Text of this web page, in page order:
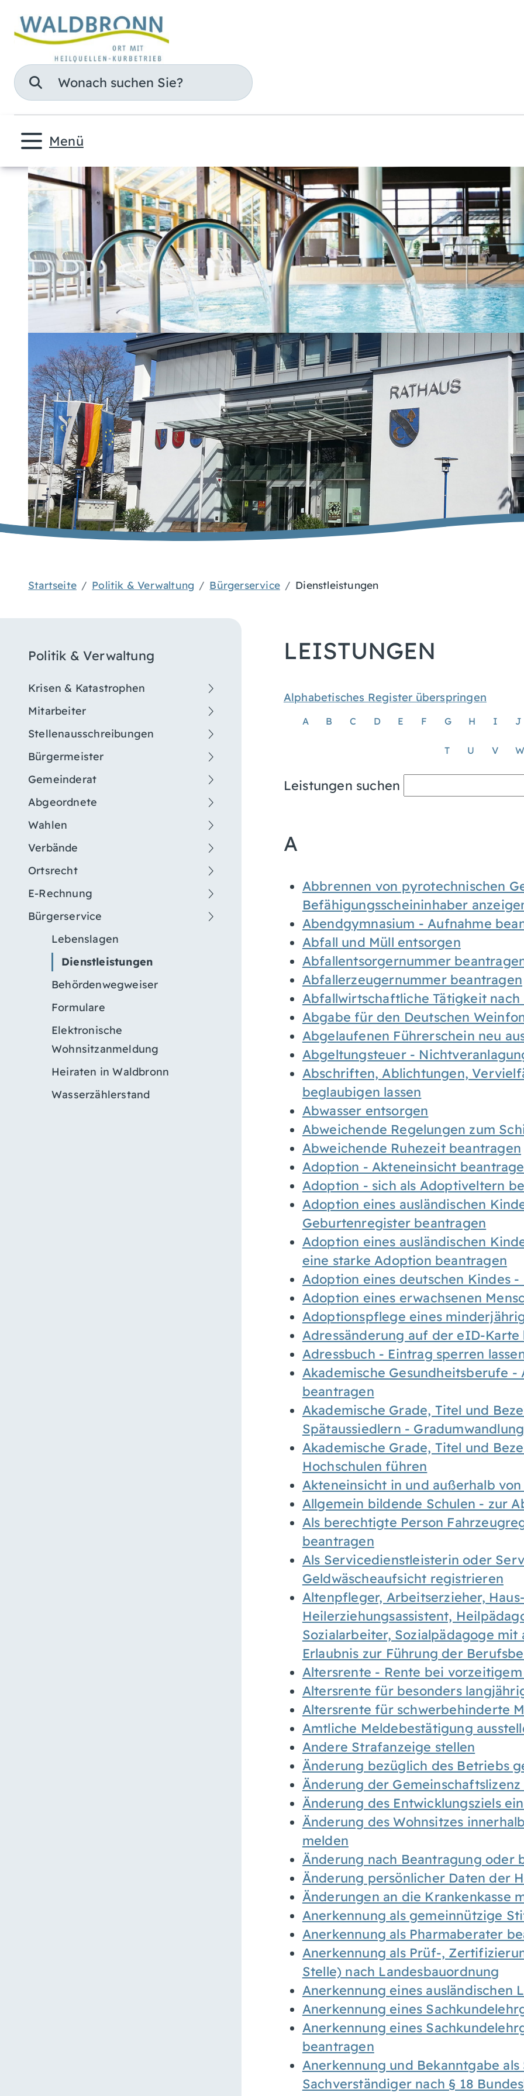
Suche
Menü
Startseite Politik & Verwaltung Bürgerservice Dienstleistungen
Politik & Verwaltung
Krisen & Katastrophen
Mitarbeiter
Stellenausschreibungen
Bürgermeister
Gemeinderat
Abgeordnete
Wahlen
Verbände
Ortsrecht
E-Rechnung
Bürgerservice
Lebenslagen
Dienstleistungen
Behördenwegweiser
Formulare
Elektronische
Wohnsitzanmeldung
Heiraten in Waldbronn
Wasserzählerstand
LEISTUNGEN
Alphabetisches Register überspringen
A B C D E F G H I J
T U V W
Leistungen suchen
A
Abbrennen von pyrotechnischen
Befähigungsscheininhaber
Abendgymnasium - Aufnahme
Abfall und Müll entsorgen
Abfallentsorgernummer
Abfallerzeugernummer beantragen
Abfallwirtschaftliche Tätigkeit
Abgabe für den Deutschen
Abgelaufenen Führerschein neu
Abgeltungsteuer -
Abschriften, Ablichtungen,
beglaubigen lassen
Abwasser entsorgen
Abweichende Regelungen zum
Abweichende Ruhezeit beantragen
Adoption - Akteneinsicht
Adoption - sich als Adoptiveltern
Adoption eines ausländischen
Geburtenregister beantragen
Adoption eines ausländischen
eine starke Adoption beantragen
Adoption eines deutschen Kindes
Adoption eines erwachsenen
Adoptionspflege eines
Adressänderung auf der eID-Karte
Adressbuch - Eintrag sperren
Akademische Gesundheitsberufe
beantragen
Akademische Grade, Titel und
Spätaussiedlern -
Akademische Grade, Titel und
Hochschulen führen
Akteneinsicht in und außerhalb
Allgemein bildende Schulen - zur
Als berechtigte Person
beantragen
Als Servicedienstleisterin oder
Geldwäscheaufsicht registrieren
Altenpfleger, Arbeitserzieher,
Heilerziehungsassistent,
Sozialarbeiter, Sozialpädagoge
Erlaubnis zur Führung der
Altersrente - Rente bei
Altersrente für besonders
Altersrente für schwerbehinderte
Amtliche Meldebestätigung
Andere Strafanzeige stellen
Änderung bezüglich des Betriebs
Änderung der
Änderung des Entwicklungsziels
Änderung des Wohnsitzes
melden
Änderung nach Beantragung oder
Änderung persönlicher Daten der
Änderungen an die Krankenkasse
Anerkennung als gemeinnützige
Anerkennung als Pharmaberater
Anerkennung als Prüf-,
Stelle) nach Landesbauordnung
Anerkennung eines ausländischen
Anerkennung eines
Anerkennung eines
beantragen
Anerkennung und Bekanntgabe
Sachverständiger nach § 18